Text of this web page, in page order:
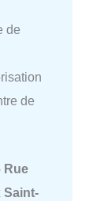
de
de
Rue
Saint-